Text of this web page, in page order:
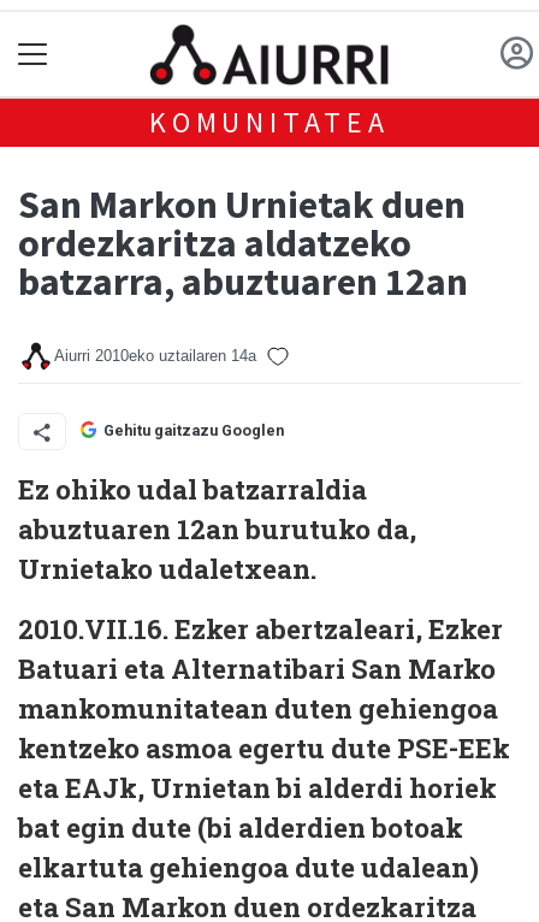
KOMUNITATEA
San Markon Urnietak duen
ordezkaritza aldatzeko
batzarra, abuztuaren 12an
Aiurri 2010eko uztailaren 14a
Gehitu gaitzazu Googlen
Ez ohiko udal batzarraldia
abuztuaren 12an burutuko da,
Urnietako udaletxean.
2010.VII.16. Ezker abertzaleari, Ezker
Batuari eta Alternatibari San Marko
mankomunitatean duten gehiengoa
kentzeko asmoa egertu dute PSE-EEk
eta EAJk, Urnietan bi alderdi horiek
bat egin dute (bi alderdien botoak
elkartuta gehiengoa dute udalean)
eta San Markon duen ordezkaritza